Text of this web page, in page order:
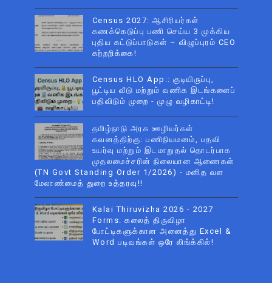
Census 2027: ஆசிரியர்கள்
கணக்கெடுப்பு பணி செய்ய 3 முக்கிய
புதிய கட்டுப்பாடுகள் – விழுப்புரம் CEO
சுற்றறிக்கை!
Census HLO App:: குடியிருப்பு,
பூட்டிய வீடு மற்றும் வணிக இடங்களைப்
பதிவிடும் முறை - முழு வழிகாட்டி!
தமிழ்நாடு அரசு ஊழியர்கள்
கவனத்திற்கு: பணிநியமனம், பதவி
உயர்வு மற்றும் இடமாறுதல் தொடர்பாக
முதலமைச்சரின் நிலையான ஆணைகள்
(TN Govt Standing Order 1/2026) - மனித வள
மேலாண்மைத் துறை உத்தரவு!!
Kalai Thiruvizha 2026 - 2027
Forms: கலைத் திருவிழா
போட்டிகளுக்கான அனைத்து Excel &
Word படிவங்கள் ஒரே லிங்க்கில்!